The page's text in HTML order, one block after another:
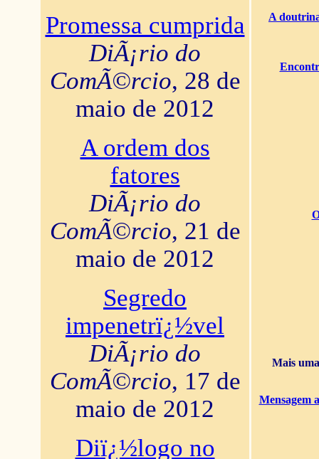
Promessa cumprida
DiÃ¡rio do
ComÃ©rcio, 28 de
maio de 2012
A ordem dos
fatores
DiÃ¡rio do
ComÃ©rcio, 21 de
maio de 2012
Segredo
impenetrï¿½vel
DiÃ¡rio do
ComÃ©rcio, 17 de
maio de 2012
Diï¿½logo no
A
Mais
Mensagem